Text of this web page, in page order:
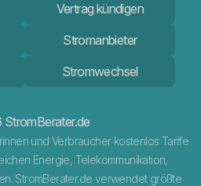
Vertrag kündigen
Stromanbieter
Stromwechsel
und Verbraucher kostenlos Tarife
Energie, Telekommunikation,
StromBerater.de verwendet größte